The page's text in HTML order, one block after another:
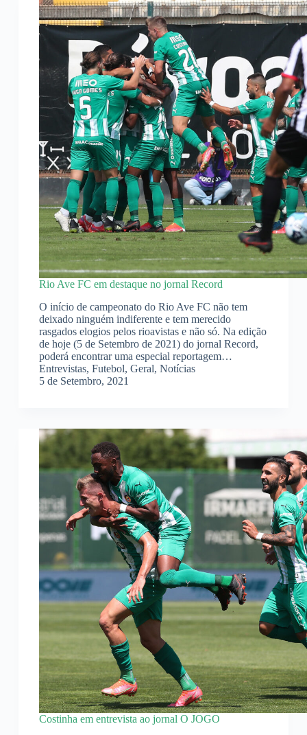
Rio Ave FC em destaque no jornal Record
O início de campeonato do Rio Ave FC não tem
deixado ninguém indiferente e tem merecido
rasgados elogios pelos rioavistas e não só. Na edição
de hoje (5 de Setembro de 2021) do jornal Record,
poderá encontrar uma especial reportagem…
Entrevistas, Futebol, Geral, Notícias
5 de Setembro, 2021
Costinha em entrevista ao jornal O JOGO